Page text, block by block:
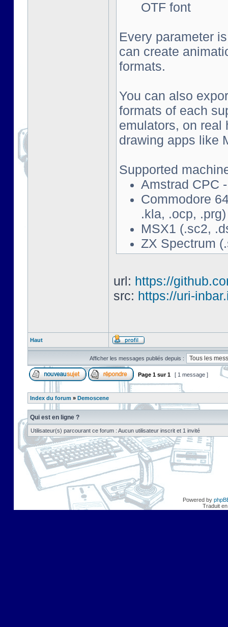
OTF font
Every parameter
can create
formats.
You can also
formats of each
emulators, on real
drawing apps like
Supported
Amstrad CPC
Commodore
.kla, .ocp, .prg)
MSX1 (.sc2,
ZX Spectrum
url: https://
src: https://uri-
Haut
Afficher les messages publiés depuis :
Page 1 sur1 [ 1 message ]
Index du forum » Demoscene
Qui est en ligne ?
Utilisateur(s) parcourant ce forum : Aucun utilisateur inscrit et 1 invité
Powered by
Traduit